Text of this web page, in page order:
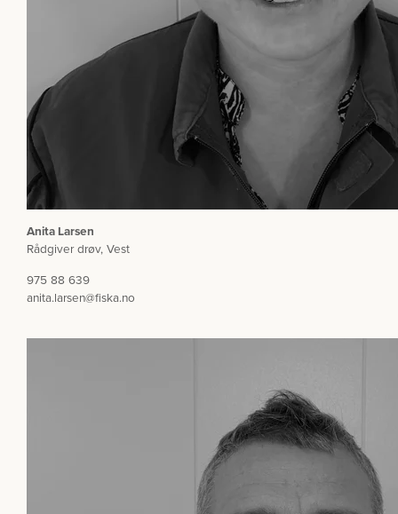
Anita Larsen
Rådgiver drøv, Vest
975 88 639
anita.larsen@fiska.no